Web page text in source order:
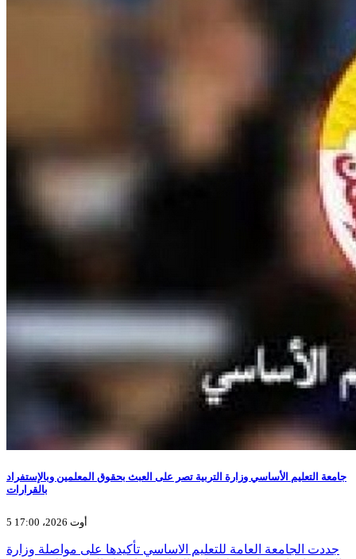
جامعة التعليم الأساسي وزارة التربية تصر على العبث بحقوق المعلمين وبالإستفراد
بالقرارات
5 أوت 2026، 17:00
جددت الجامعة العامة للتعليم الاساسي تأكيدها على مواصلة وزارة